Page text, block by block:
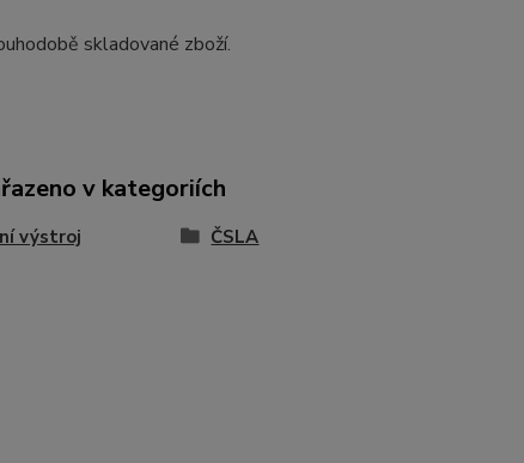
skladované zboží.
v kategoriích
výstroj ČSLA